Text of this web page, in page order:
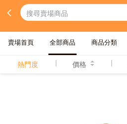
賣場首頁 全部商品 商品分類
熱門度 價格